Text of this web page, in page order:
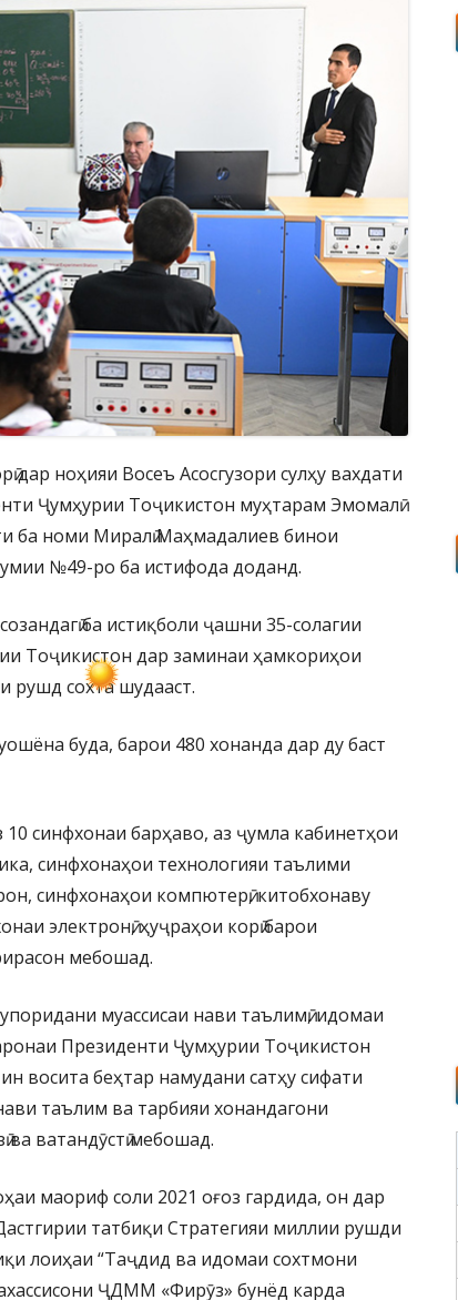
дар ноҳияи Восеъ Асосгузори сулҳу вахдати
Ҷумҳурии Тоҷикистон муҳтарам Эмомалӣ
ба номи Миралӣ Маҳмадалиев бинои
№49-ро ба истифода доданд.
ба истиқболи ҷашни 35-солагии
Тоҷикистон дар заминаи ҳамкориҳои
рушд сохта шудааст.
буда, барои 480 хонанда дар ду баст
10 синфхонаи барҳаво, аз ҷумла кабинетҳои
синфхонаҳои технологияи таълими
синфхонаҳои компютерӣ, китобхонаву
электронӣ, ҳуҷраҳои корӣ барои
мебошад.
муассисаи нави таълимӣ, идомаи
Президенти Ҷумҳурии Тоҷикистон
восита беҳтар намудани сатҳу сифати
таълим ва тарбияи хонандагони
ватандӯстӣ мебошад.
маориф соли 2021 оғоз гардида, он дар
татбиқи Стратегияи миллии рушди
лоиҳаи “Таҷдид ва идомаи сохтмони
ҶДММ «Фирӯз» бунёд карда